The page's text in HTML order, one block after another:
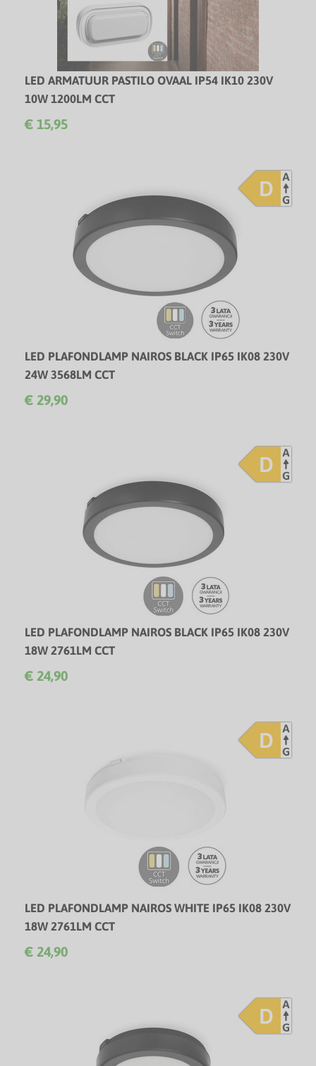
LED ARMATUUR PASTILO OVAAL IP54 IK10 230V
10W 1200LM CCT
CCT-switch!
€ 15,95
D
LED PLAFONDLAMP NAIROS BLACK IP65 IK08 230V
24W 3568LM CCT
Jaar garantie!
€ 29,90
D
LED PLAFONDLAMP NAIROS BLACK IP65 IK08 230V
18W 2761LM CCT
Jaar garantie!
€ 24,90
D
LED PLAFONDLAMP NAIROS WHITE IP65 IK08 230V
18W 2761LM CCT
Jaar garantie!
€ 24,90
D